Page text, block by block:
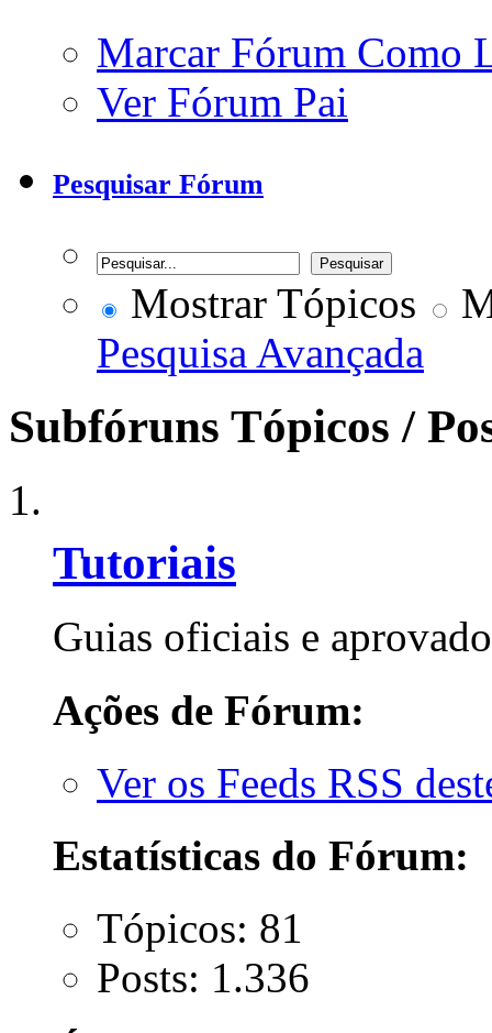
Marcar Fórum Como
Ver Fórum Pai
Pesquisar Fórum
Mostrar Tópicos
Pesquisa Avançada
Subfóruns Tópicos /
Tutoriais
Guias oficiais e
Ações de Fórum:
Ver os Feeds RSS
Estatísticas do Fórum:
Tópicos: 81
Posts: 1.336